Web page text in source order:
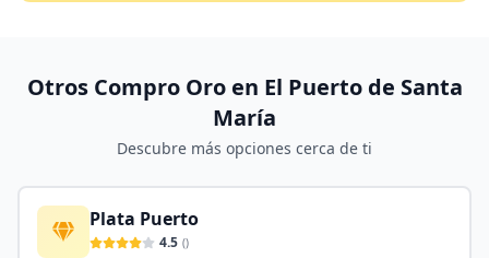
Otros Compro Oro en El Puerto de Santa
María
Descubre más opciones cerca de ti
Plata Puerto
4.5 ()